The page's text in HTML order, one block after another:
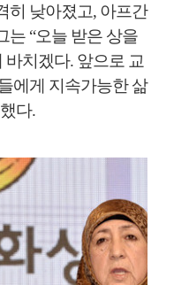
히 낮아졌고, 아프간
는 “오늘 받은 상을
치겠다. 앞으로 교
에게 지속가능한 삶
다.